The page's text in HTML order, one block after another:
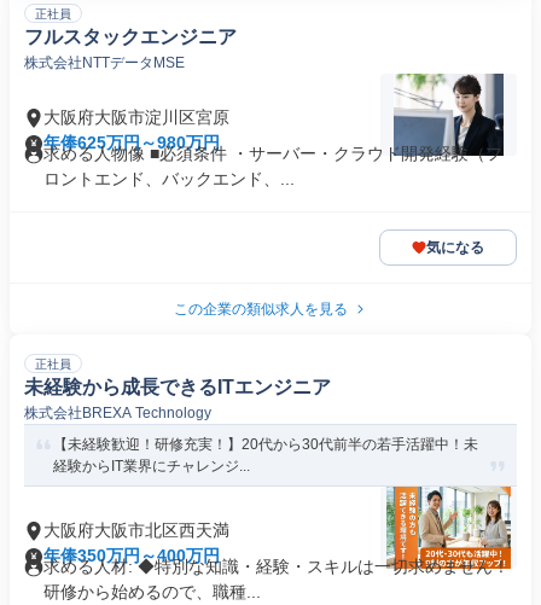
正社員
フルスタックエンジニア
株式会社NTTデータMSE
大阪府大阪市淀川区宮原
年俸625万円～980万円
求める人物像 ■必須条件 ・サーバー・クラウド開発経験（フ
ロントエンド、バックエンド、...
気になる
この企業の類似求人を見る
正社員
未経験から成長できるITエンジニア
株式会社BREXA Technology
【未経験歓迎！研修充実！】20代から30代前半の若手活躍中！未
経験からIT業界にチャレンジ...
大阪府大阪市北区西天満
年俸350万円～400万円
求める人材: ◆特別な知識・経験・スキルは一切求めません！
研修から始めるので、職種...